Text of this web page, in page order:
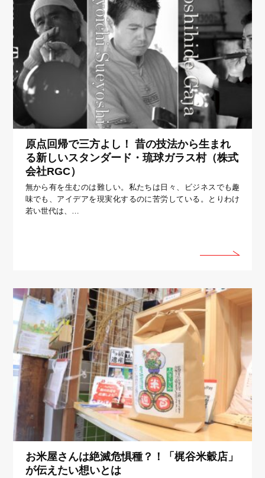
原点回帰で三方よし！ 昔の技法から生まれ
る新しいスタンダード・琉球ガラス村（株式
会社RGC）
無から有を生むのは難しい。私たちは日々、ビジネスでも趣
味でも、アイデアを現実化するのに苦労している。とりわけ
若い世代は、…
お米屋さんは絶滅危惧種？！「梶谷米穀店」
が伝えたい想いとは